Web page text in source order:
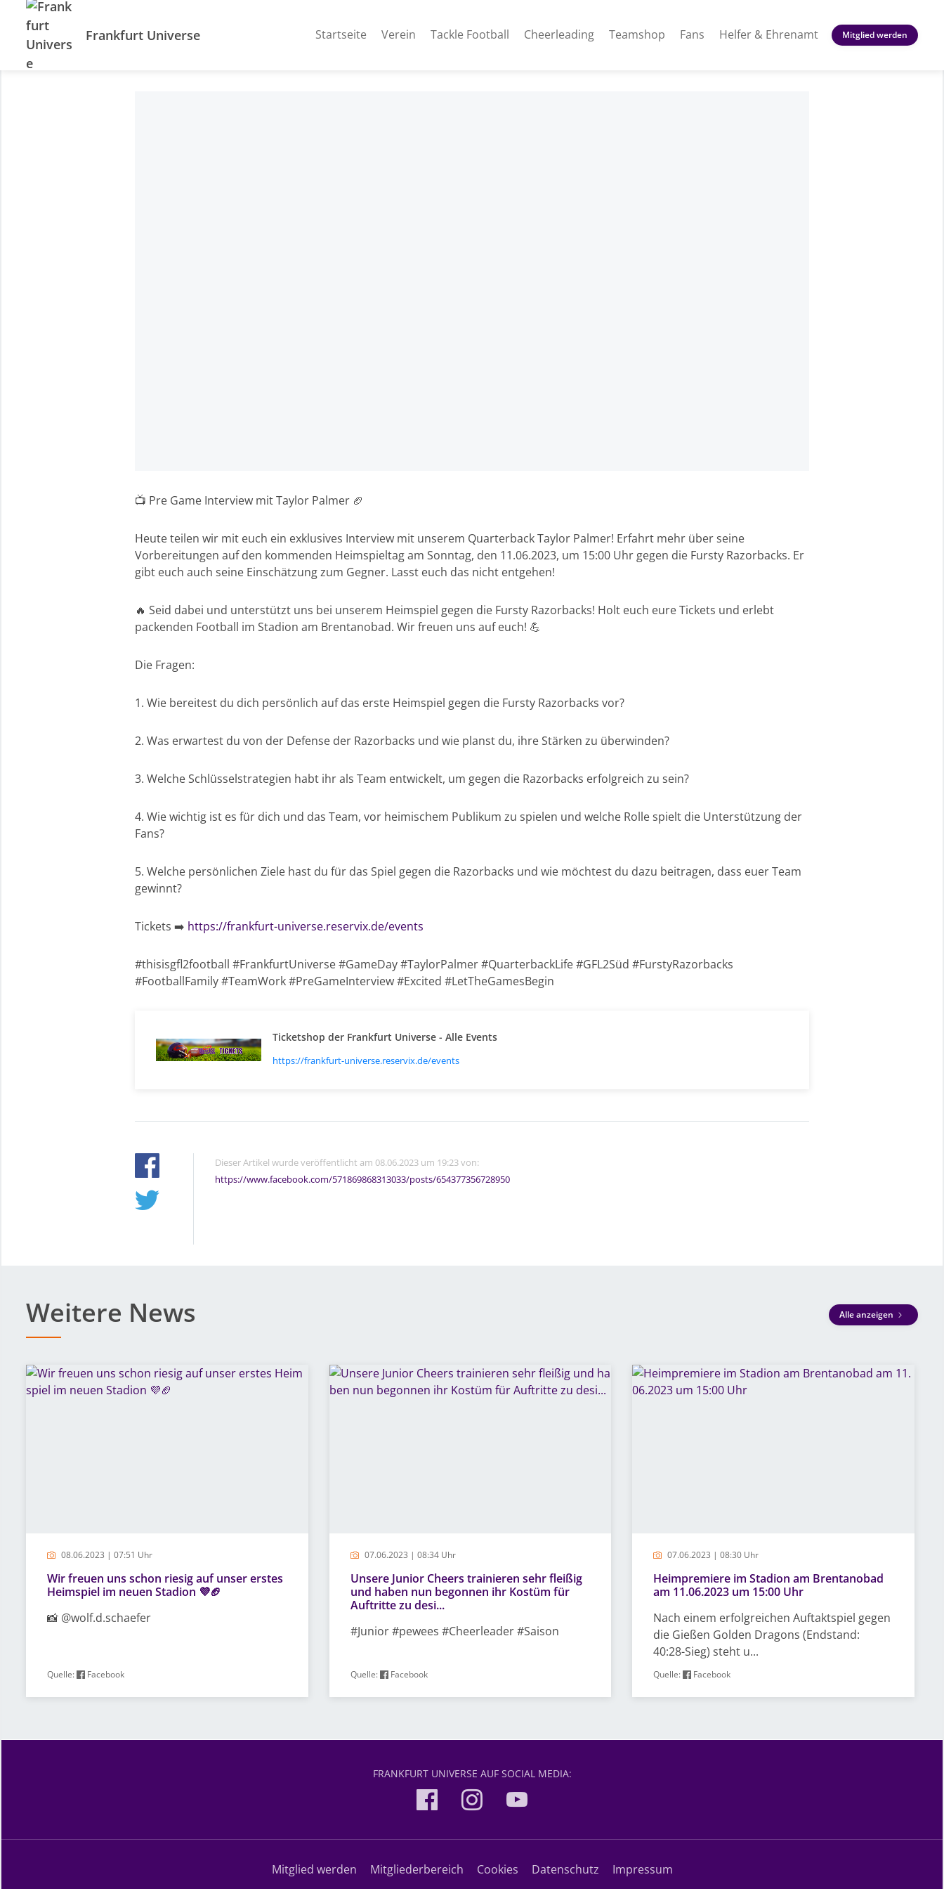
Frankfurt Universe Startseite Verein Tackle Football Cheerleading Teamshop Fans Helfer & Ehrenamt Mitglied werden
📺 Pre Game Interview mit Taylor Palmer 🏈
Heute teilen wir mit euch ein exklusives Interview mit unserem Quarterback Taylor Palmer! Erfahrt mehr über seine
Vorbereitungen auf den kommenden Heimspieltag am Sonntag, den 11.06.2023, um 15:00 Uhr gegen die Fursty Razorbacks. Er
gibt euch auch seine Einschätzung zum Gegner. Lasst euch das nicht entgehen!
🔥 Seid dabei und unterstützt uns bei unserem Heimspiel gegen die Fursty Razorbacks! Holt euch eure Tickets und erlebt
packenden Football im Stadion am Brentanobad. Wir freuen uns auf euch! 💪
Die Fragen:
1. Wie bereitest du dich persönlich auf das erste Heimspiel gegen die Fursty Razorbacks vor?
2. Was erwartest du von der Defense der Razorbacks und wie planst du, ihre Stärken zu überwinden?
3. Welche Schlüsselstrategien habt ihr als Team entwickelt, um gegen die Razorbacks erfolgreich zu sein?
4. Wie wichtig ist es für dich und das Team, vor heimischem Publikum zu spielen und welche Rolle spielt die Unterstützung der
Fans?
5. Welche persönlichen Ziele hast du für das Spiel gegen die Razorbacks und wie möchtest du dazu beitragen, dass euer Team
gewinnt?
Tickets ➡️ https://frankfurt-universe.reservix.de/events
#thisisgfl2football #FrankfurtUniverse #GameDay #TaylorPalmer #QuarterbackLife #GFL2Süd #FurstyRazorbacks
#FootballFamily #TeamWork #PreGameInterview #Excited #LetTheGamesBegin
Ticketshop der Frankfurt Universe - Alle Events
https://frankfurt-universe.reservix.de/events
Dieser Artikel wurde veröffentlicht am 08.06.2023 um 19:23 von:
https://www.facebook.com/571869868313033/posts/654377356728950
Weitere News Alle anzeigen
08.06.2023 | 07:51 Uhr
Wir freuen uns schon riesig auf unser erstes
Heimspiel im neuen Stadion 💜🏈
📸 @wolf.d.schaefer
Quelle: Facebook
07.06.2023 | 08:34 Uhr
Unsere Junior Cheers trainieren sehr fleißig
und haben nun begonnen ihr Kostüm für
Auftritte zu desi...
#Junior #pewees #Cheerleader #Saison
Quelle: Facebook
07.06.2023 | 08:30 Uhr
Heimpremiere im Stadion am Brentanobad
am 11.06.2023 um 15:00 Uhr
Nach einem erfolgreichen Auftaktspiel gegen
die Gießen Golden Dragons (Endstand:
40:28-Sieg) steht u...
Quelle: Facebook
FRANKFURT UNIVERSE AUF SOCIAL MEDIA:
Mitglied werden Mitgliederbereich Cookies Datenschutz Impressum